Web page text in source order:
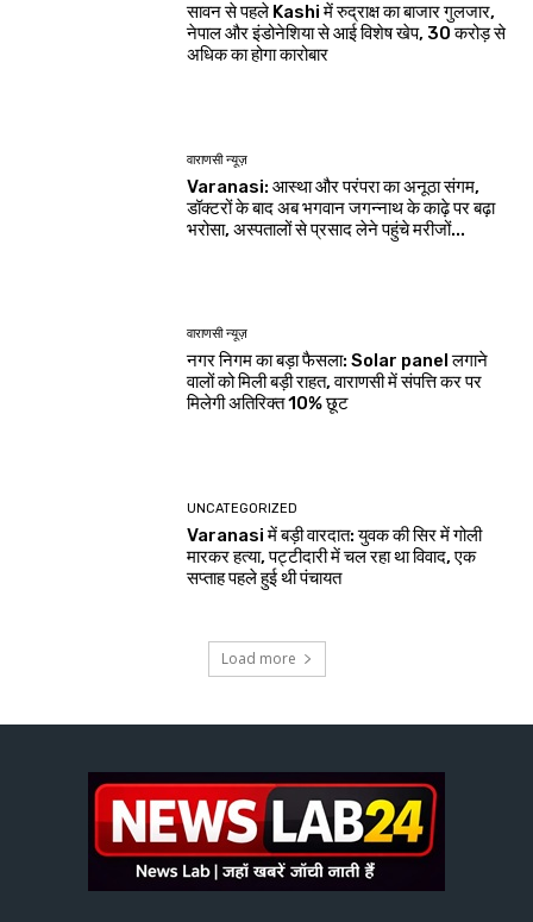
सावन से पहले Kashi में रुद्राक्ष का बाजार गुलजार,
नेपाल और इंडोनेशिया से आई विशेष खेप, 30 करोड़ से
अधिक का होगा कारोबार
वाराणसी न्यूज़
Varanasi: आस्था और परंपरा का अनूठा संगम,
डॉक्टरों के बाद अब भगवान जगन्नाथ के काढ़े पर बढ़ा
भरोसा, अस्पतालों से प्रसाद लेने पहुंचे मरीजों...
वाराणसी न्यूज़
नगर निगम का बड़ा फैसला: Solar panel लगाने
वालों को मिली बड़ी राहत, वाराणसी में संपत्ति कर पर
मिलेगी अतिरिक्त 10% छूट
UNCATEGORIZED
Varanasi में बड़ी वारदात: युवक की सिर में गोली
मारकर हत्या, पट्टीदारी में चल रहा था विवाद, एक
सप्ताह पहले हुई थी पंचायत
Load more